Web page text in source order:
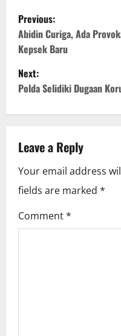
P
o
s
t
n
a
v
i
g
Previous:
Abidin Curiga, Ada
Kepsek Baru
Next:
Polda Selidiki Dugaan
Leave a Reply
Your email address
fields are marked *
Comment*